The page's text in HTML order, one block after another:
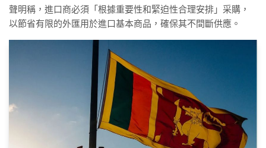
聲明稱，進口商必須「根據重要性和緊迫性合理安排」采購，
以節省有限的外匯用於進口基本商品，確保其不間斷供應。